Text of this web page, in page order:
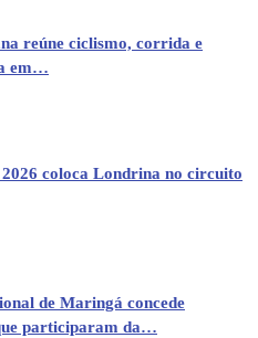
reúne ciclismo, corrida e
em…
coloca Londrina no circuito
de Maringá concede
participaram da…